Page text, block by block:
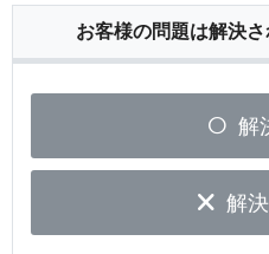
お客様の問題は解決
解
解